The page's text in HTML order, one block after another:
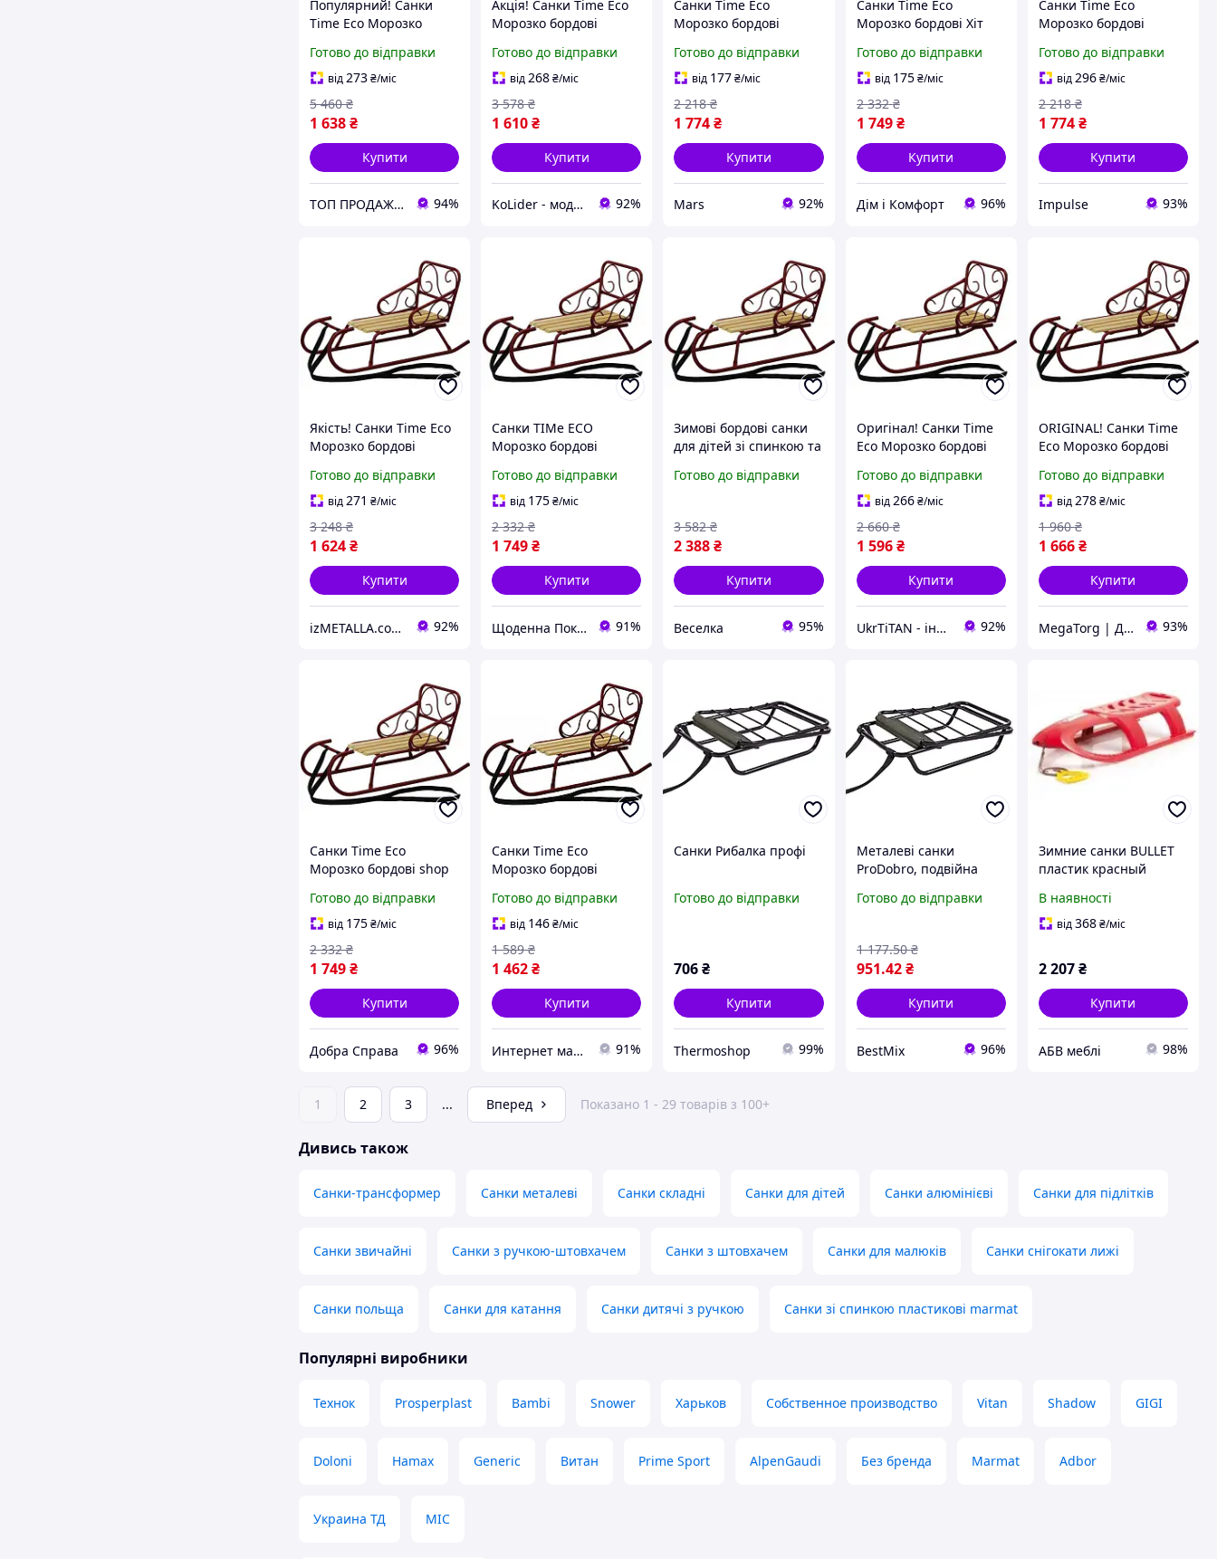
Популярний! Санки
Time Eco Морозко
(4820211100469BORDO)
- Краща якість тільки
на Nukleon.com.ua
Готово до відправки
від273₴/міс
1 638₴
5 460 ₴
Купити
ТОП ПРОДАЖ | Інтернет-супермаркет «NUKLEON» 94%
Акція! Санки Time Eco
Морозко бордові
- За кращою ціною!
Готово до відправки
від268₴/міс
1 610₴
3 578 ₴
Купити
KoLider - модний магазин 92%
Санки Time Eco
Морозко бордові
mars
Готово до відправки
від 177₴/міс
1 774₴
2 218 ₴
Купити
Mars 92%
Санки Time Eco
Морозко бордові Хіт
Готово до відправки
від 175 ₴/міс
1 749 ₴
2 332 ₴
Купити
Дім і Комфорт 96%
Санки Time Eco
Морозко бордові
impulse
Готово до відправки
від296₴/міс
1 774₴
2 218 ₴
Купити
Impulse 93%
Якість! Санки Time Eco
Морозко бордові
- Гарантія! Сервіс!
Готово до відправки
від271 ₴/міс
1 624₴
3 248 ₴
Купити
izMETALLA.com.ua 92%
Санки ТІМe EСО
Морозко бордові
Готово до відправки
від 175₴/міс
1 749₴
2 332 ₴
Купити
Щоденна Покупка 91%
Зимові бордові санки
для дітей зі спинкою та
тросом для катання на
Готово до відправки
2 388₴
3 582 ₴
Купити
Веселка 95%
Оригінал! Санки Time
Eco Морозко бордові
- Вища Якість!
Готово до відправки
від266 ₴/міс
1 596 ₴
2 660 ₴
Купити
UkrTiTAN - інтернет-магазин електроніки та комп'ютерної техніки 92%
ORIGINAL! Санки Time
Eco Морозко бордові
- Якість! Гарантія!
MegaTorg.com.ua
Готово до відправки
від278₴/міс
1 666₴
1 960 ₴
Купити
MegaTorg | Дропшиппінг та Опт 93%
Санки Time Eco
Морозко бордові shop
Готово до відправки
від 175₴/міс
1 749₴
2 332 ₴
Купити
Добра Справа 96%
Санки Time Eco
Морозко бордові
Доступний
Готово до відправки
від 146₴/міс
1 462₴
1 589 ₴
Купити
Интернет магазин "Домовичок" 91%
Санки Рибалка профі
Готово до відправки
706₴
Купити
Thermoshop 99%
Металеві санки
ProDobro, подвійна
57х41х20 см, чорні
Готово до відправки
951.42 ₴
1 177.50 ₴
Купити
BestMix 96%
Зимние санки BULLET
пластик красный
Eco ТМ)
В наявності
від368₴/міс
2 207₴
Купити
АБВ меблі 98%
1 2 3 ... Вперед Показано 1 - 29 товарів з 100+
Дивись також
Санки-трансформер Санки металеві Санки складні Санки для дітей Санки алюмінієві Санки для підлітків
Санки звичайні Санки з ручкою-штовхачем Санки з штовхачем Санки для малюків Санки снігокати лижі
Санки польща Санки для катання Санки дитячі з ручкою Санки зі спинкою пластикові marmat
Популярні виробники
Технок Prosperplast Bambi Snower Харьков Собственное производство Vitan Shadow GIGI
Doloni Hamax Generic Витан Prime Sport AlpenGaudi Без бренда Marmat Adbor
Украина ТД MIC